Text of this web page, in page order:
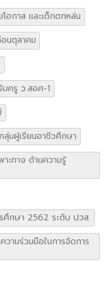
อกาส และเด็กตกหล่น
อนตุลาคม
บครู ว.สอศ-1
ลุ่มผู้เรียนอาชีวศึกษา
ะทาง ด้านความรู้
ศึกษา 2562 ระดับ ปวส.
วามร่วมมือในการจัดการ